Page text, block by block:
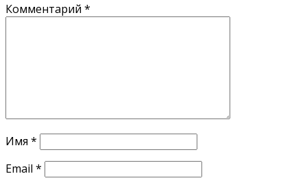
Комментарий *
Имя *
Email *